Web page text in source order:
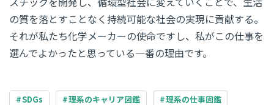
の質を落とすことなく持続可能な社会の実現に貢献する。
それが私たち化学メーカーの使命ですし、私がこの仕事を
選んでよかったと思っている一番の理由です。
SDGs 理系のキャリア図鑑 理系の仕事図鑑